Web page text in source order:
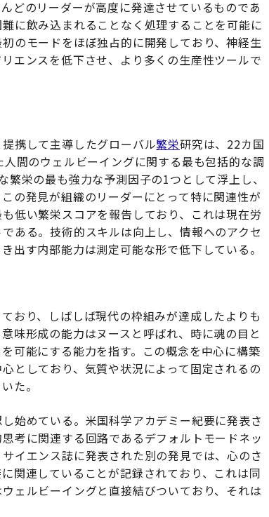
どのリーダーが高度に発達させているものであ
に飲み込まれることなく処理することを可能に
のモードをほぼ独占的に開発しており、神経生
エンスを低下させ、より多くの生産性ツールで
携して主導したグローバル繁栄研究は、22カ国
間のウェルビーイングに関する最も包括的な調
栄の最も強力な予測因子の1つとして浮上し、
の発見が組織のリーダーにとって特に関連性が
低い繁栄スコアを報告しており、これは現在労
ある。技術的スキルは向上し、情報へのアクセ
出す内部能力は測定可能な形で低下している。
おり、しばしば現代の枠組みが達成したよりも
味形成の能力はヌースと呼ばれ、時に魂の目と
可能にする能力を指す。この概念を中心に構築
としており、気質や状況によって固定されるの
た。
始めている。米国科学アカデミー紀要に発表さ
考に関連する回路であるデフォルトモードネッ
イエンス誌に発表された別の発見では、心のさ
関連していることが記録されており、これは同
ェルビーイングと直接結びついており、それは